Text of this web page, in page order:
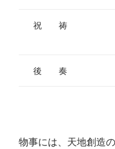
祝 祷
後 奏
物事には、天地創造